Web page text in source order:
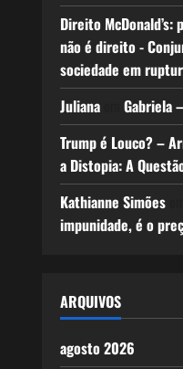
Direito McDonald’s:
não é direito -
sociedade em
Julianaem Gabriela
Trump é Louco? –
a Distopia: A
Kathianne Simõesem
impunidade, é o
ARQUIVOS
agosto 2026